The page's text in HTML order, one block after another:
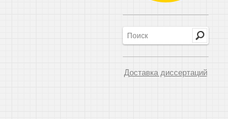
Доставка диссертаций